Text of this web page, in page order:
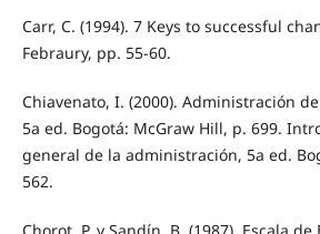
Carr, C. (1994). 7 Keys to successful
Febraury, pp. 55-60.
Chiavenato, I. (2000). Administración
5a ed. Bogotá: McGraw Hill, p. 699.
general de la administración, 5a ed.
562.